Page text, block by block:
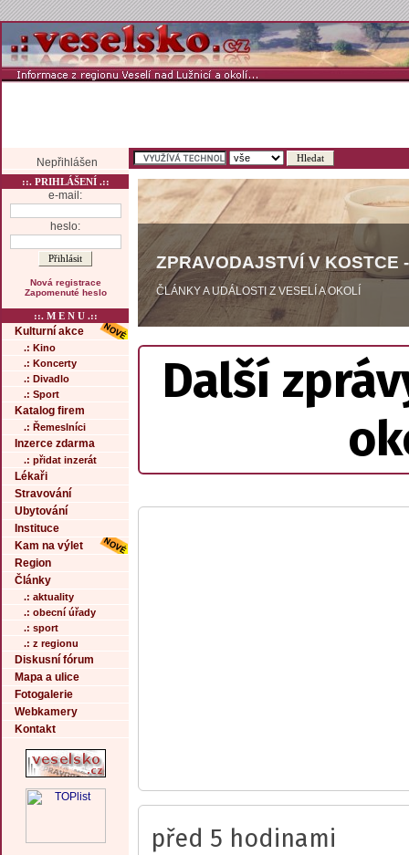
Nepřihlášen
::. PRIHLÁŠENÍ .::
e-mail:
heslo:
Nová registrace
Zapomenuté heslo
::. M E N U .::
Kulturní akce
.: Kino
.: Koncerty
.: Divadlo
.: Sport
Katalog firem
.: Řemeslníci
Inzerce zdarma
.: přidat inzerát
Lékaři
Stravování
Ubytování
Instituce
Kam na výlet
Region
Články
.: aktuality
.: obecní úřady
.: sport
.: z regionu
Diskusní fórum
Mapa a ulice
Fotogalerie
Webkamery
Kontakt
ZPRAVODAJSTVÍ V KOSTCE
ČLÁNKY A UDÁLOSTI Z VESELÍ A OKOLÍ
Další
před 5 hodinami